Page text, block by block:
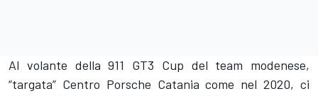
Al volante della 911 GT3 Cup del team modenese,
“targata” Centro Porsche Catania come nel 2020, ci